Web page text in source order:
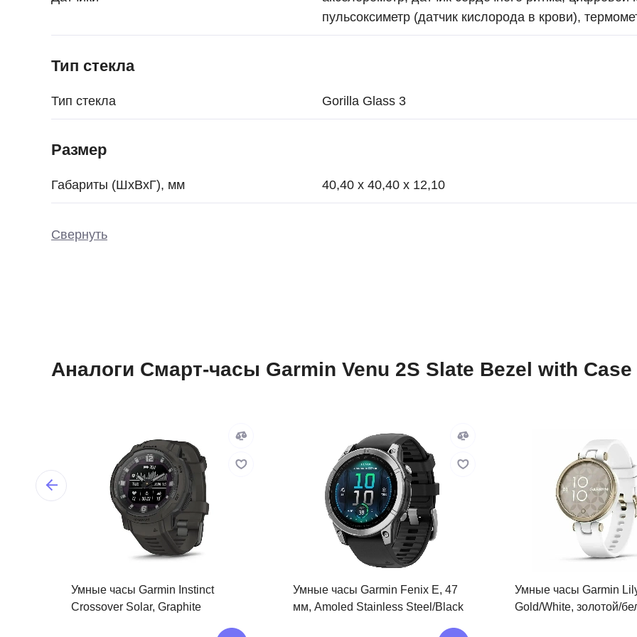
пульсоксиметр (датчик кислорода в крови),
Тип стекла
Тип стекла Gorilla Glass 3
Размер
Габариты (ШxВxГ), мм 40,40 x 40,40 x 12,10
Свернуть
Аналоги Смарт-часы Garmin Venu 2S Slate Bezel with
Умные часы Garmin Instinct
Crossover Solar, Graphite
Умные часы Garmin Fenix E, 47
мм, Amoled Stainless Steel/Black
Умные часы Garmin
Gold/White, золотой/